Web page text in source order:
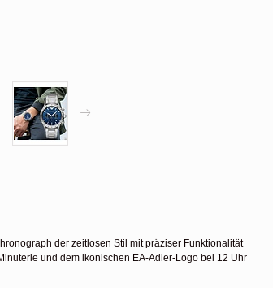
der zeitlosen Stil mit präziser Funktionalität
und dem ikonischen EA-Adler-Logo bei 12 Uhr